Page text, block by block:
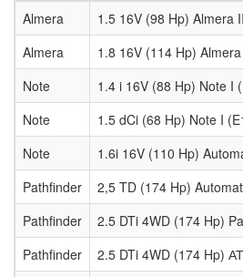
Almera
1.5 16V (98 Hp) Almera
Almera
1.8 16V (114 Hp)
Note
1.4 i 16V (88 Hp) Note I
Note
1.5 dCi (68 Hp) Note I
Note
1.6i 16V (110 Hp)
Pathfinder
2,5 TD (174 Hp)
Pathfinder
2.5 DTi 4WD (174 Hp)
Pathfinder
2.5 DTi 4WD (174 Hp)